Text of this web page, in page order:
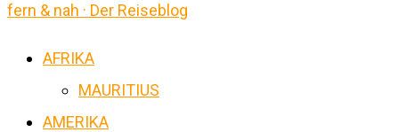
fern & nah · Der Reiseblog
AFRIKA
MAURITIUS
AMERIKA